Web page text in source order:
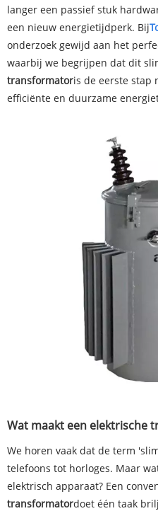
langer een passief stuk
een nieuw energietijdperk. Bij
onderzoek gewijd aan het
waarbij we begrijpen dat dit
transformatoris de eerste stap
efficiënte en duurzame
Wat maakt een elektrische
We horen vaak dat de term
telefoons tot horloges. Maar
elektrisch apparaat? Een
transformatordoet één taak